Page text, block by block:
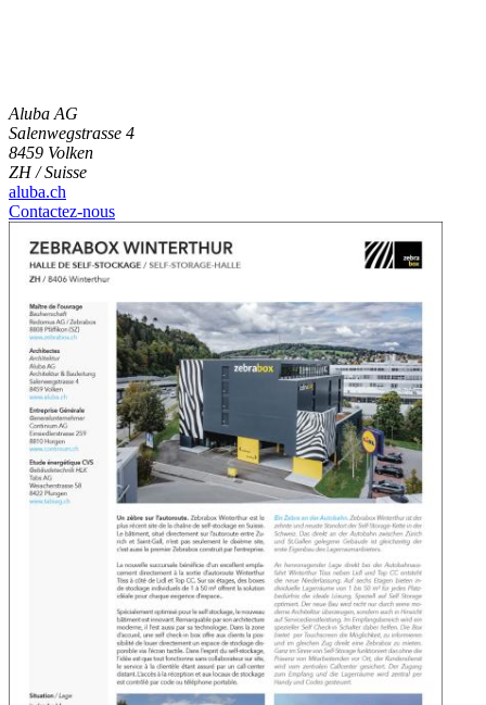
Aluba AG
Salenwegstrasse 4
8459 Volken
ZH / Suisse
aluba.ch
Contactez-nous